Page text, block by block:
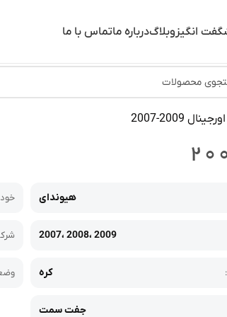
انگیز وبلاگدرباره ماتماس با ما
2009-2007
هیوندای
2007، 2008، 2009
کره
جفت سمت